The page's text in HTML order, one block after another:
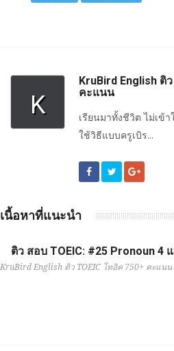
K
KruBird English ติ
คะแนน
เรียนมาทั้งชีวิต ไม่เข้า
ใช้วิธีแบบครูเบิร...
เนื้อหาที่แนะนำ
ติว สอบ TOEIC: #25 Pronoun 4
KruBird English ติว TOEIC โทอิค 750+ คะแนน